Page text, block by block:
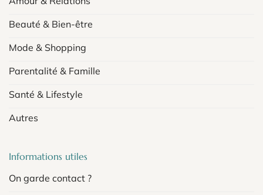
Beauté & Bien-être
Mode & Shopping
Parentalité & Famille
Santé & Lifestyle
Autres
Informations utiles
On garde contact ?